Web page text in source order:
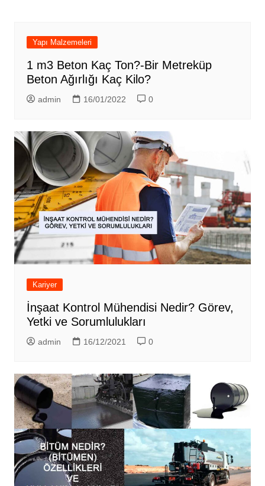
Yapı Malzemeleri
1 m3 Beton Kaç Ton?-Bir Metreküp
Beton Ağırlığı Kaç Kilo?
admin 16/01/2022 0
Kariyer
İnşaat Kontrol Mühendisi Nedir? Görev,
Yetki ve Sorumlulukları
admin 16/12/2021 0